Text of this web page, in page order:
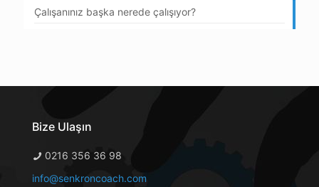
Çalışanınız başka nerede çalışıyor?
Bize Ulaşın
0216 356 36 98
info@senkroncoach.com